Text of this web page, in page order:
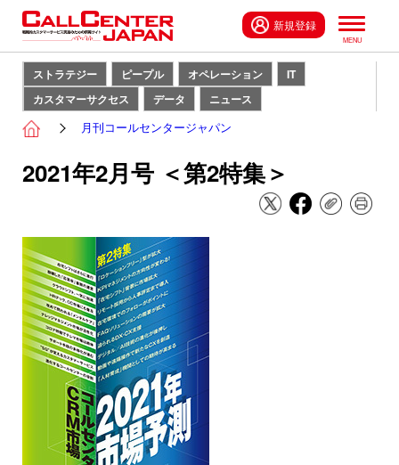
新規登録
ストラテジー ピープル オペレーション
IT
カスタマーサクセス
データ ニュース
月刊コールセンタージャパン
2021年2月号 ＜第2特集＞